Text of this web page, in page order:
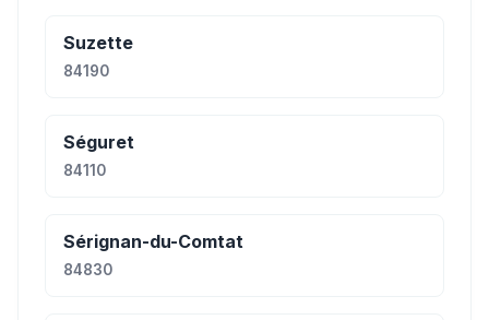
Suzette
84190
Séguret
84110
Sérignan-du-Comtat
84830